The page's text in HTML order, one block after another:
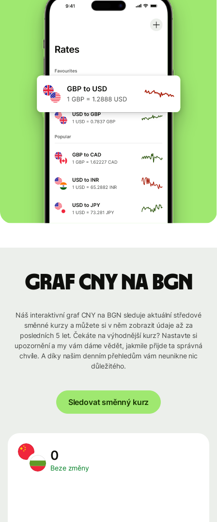
graf CNY na BGN
Náš interaktivní graf CNY na BGN sleduje aktuální středové
směnné kurzy a můžete si v něm zobrazit údaje až za
posledních 5 let. Čekáte na výhodnější kurz? Nastavte si
upozornění a my vám dáme vědět, jakmile přijde ta správná
chvíle. A díky našim denním přehledům vám neunikne nic
důležitého.
Sledovat směnný kurz
0
Beze změny